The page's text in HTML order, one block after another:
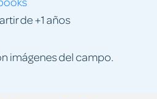
imágenes del campo.
de +1 años